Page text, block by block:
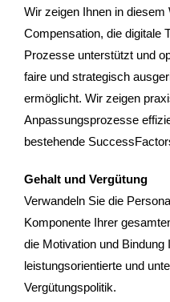
Wir zeigen Ihnen in
Compensation, die digitale
Prozesse unterstützt und
faire und strategisch
ermöglicht. Wir zeigen
Anpassungsprozesse
bestehende
Gehalt und Vergütung
Verwandeln Sie die
Komponente Ihrer
die Motivation und Bindung
leistungsorientierte und
Vergütungspolitik.